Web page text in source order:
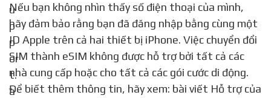
Nếu bạn không nhìn thấy số điện thoại của mình,
hãy đảm bảo rằng bạn đã đăng nhập bằng cùng một
ID Apple trên cả hai thiết bị iPhone. Việc chuyển đổi
SIM thành eSIM không được hỗ trợ bởi tất cả các
nhà cung cấp hoặc cho tất cả các gói cước di động.
Để biết thêm thông tin, hãy xem: bài viết Hỗ trợ của